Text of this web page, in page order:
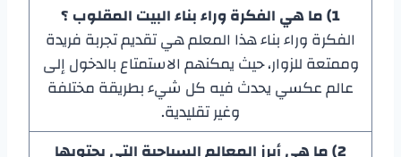
1) ما هي الفكرة وراء بناء البيت المقلوب ؟
الفكرة وراء بناء هذا المعلم هي تقديم تجربة فريدة
وممتعة للزوار، حيث يمكنهم الاستمتاع بالدخول إلى
عالم عكسي يحدث فيه كل شيء بطريقة مختلفة
وغير تقليدية.
2) ما هي أبرز المعالم السياحية التي يحتويها